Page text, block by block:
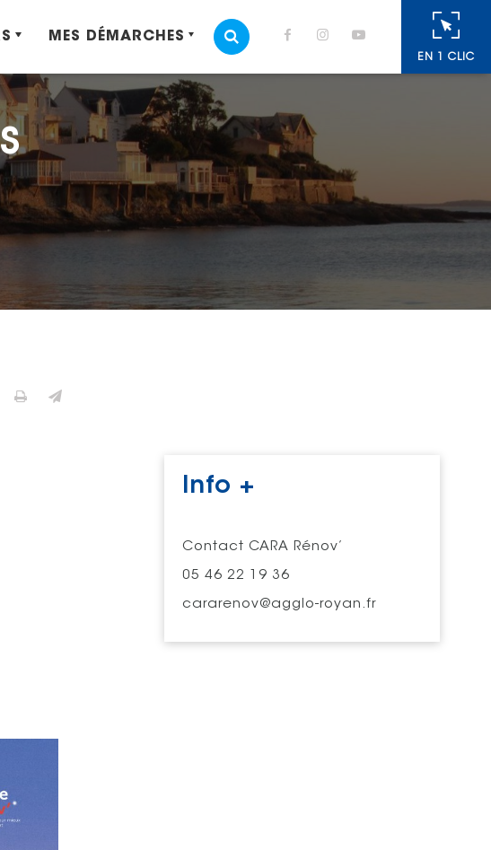
EN 1 CLIC
MOTEUR DE RECHERCHE
MES DÉMARCHES
sur Facebook
Partager sur Twitter
Imprimer
Info +
Contact CARA Rénov’
05 46 22 19 36
cararenov@agglo-royan.fr